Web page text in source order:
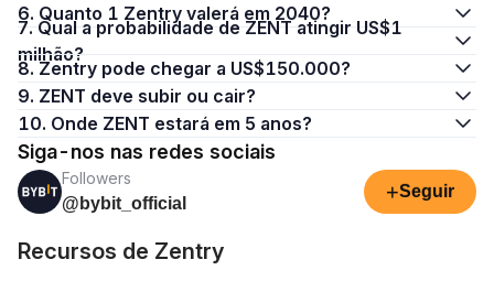
6. Quanto 1 Zentry valerá em 2040?
7. Qual a probabilidade de ZENT atingir US$1
milhão?
8. Zentry pode chegar a US$150.000?
9. ZENT deve subir ou cair?
10. Onde ZENT estará em 5 anos?
Siga-nos nas redes sociais
Followers
@bybit_official
+Seguir
Recursos de Zentry